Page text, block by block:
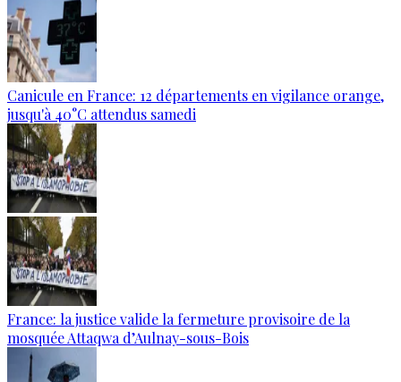
Canicule en France: 12 départements en vigilance orange,
jusqu'à 40°C attendus samedi
France: la justice valide la fermeture provisoire de la
mosquée Attaqwa d’Aulnay-sous-Bois